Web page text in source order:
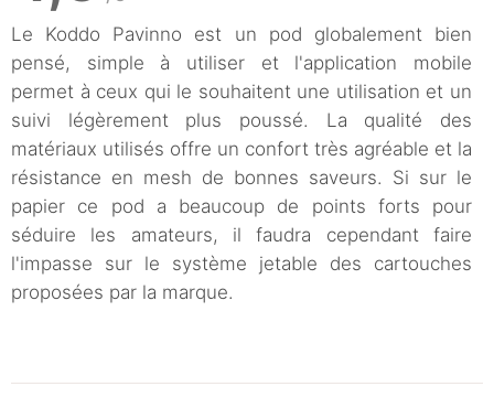
Le Koddo Pavinno est un pod globalement bien
pensé, simple à utiliser et l'application mobile
permet à ceux qui le souhaitent une utilisation et un
suivi légèrement plus poussé. La qualité des
matériaux utilisés offre un confort très agréable et la
résistance en mesh de bonnes saveurs. Si sur le
papier ce pod a beaucoup de points forts pour
séduire les amateurs, il faudra cependant faire
l'impasse sur le système jetable des cartouches
proposées par la marque.